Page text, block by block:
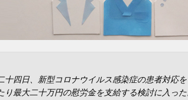
十四日、新型コロナウイルス感染症の患者対応
り最大二十万円の慰労金を支給する検討に入っ